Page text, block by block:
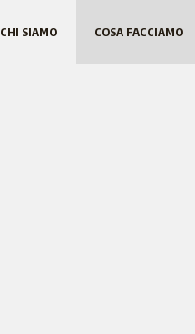
CHI SIAMO COSA FACCIAMO